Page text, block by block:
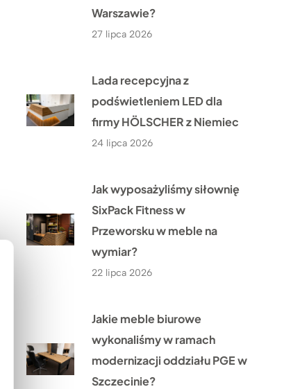
Warszawie?
27 lipca 2026
Lada recepcyjna z
podświetleniem LED dla
firmy HÖLSCHER z Niemiec
24 lipca 2026
Jak wyposażyliśmy siłownię
SixPack Fitness w
Przeworsku w meble na
wymiar?
22 lipca 2026
Jakie meble biurowe
wykonaliśmy w ramach
modernizacji oddziału PGE w
Szczecinie?